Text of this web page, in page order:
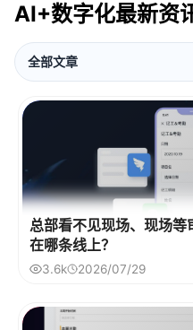
AI+数字化最新资
全部文章
总部看不见现场、现场
在哪条线上？
3.6k 2026/07/29